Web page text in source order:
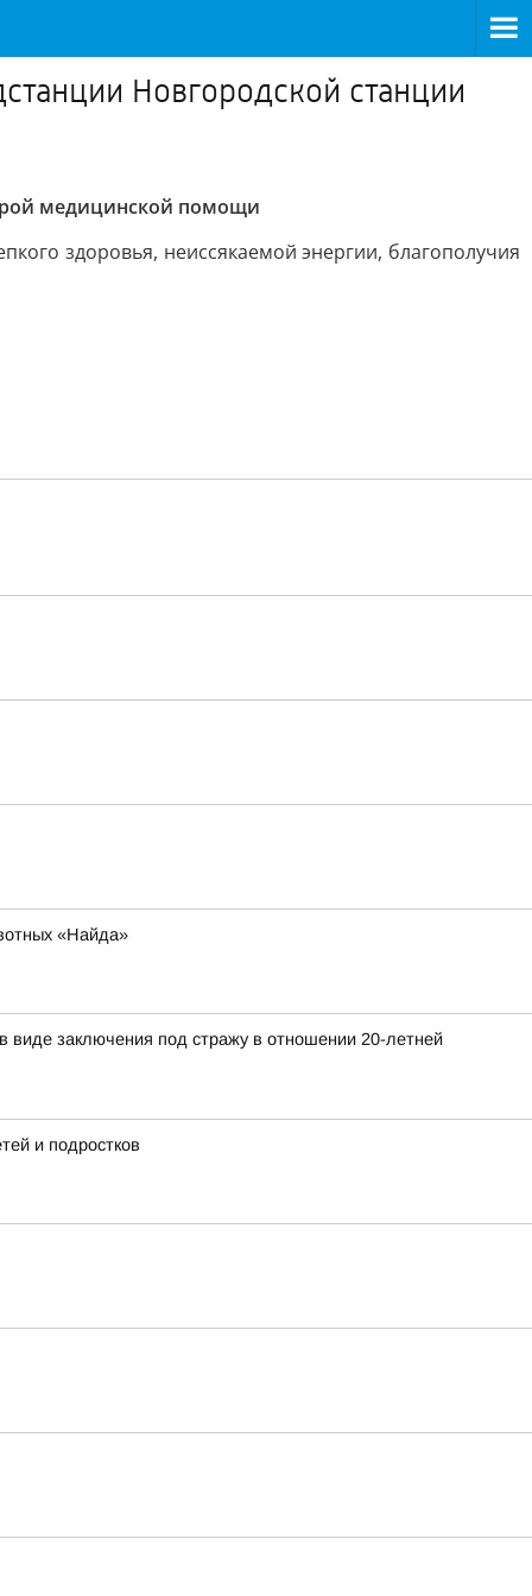
Новгородской станции
медицинской помощи
здоровья, неиссякаемой энергии, благополучия
«Найда»
виде заключения под стражу в отношении 20-летней
и подростков